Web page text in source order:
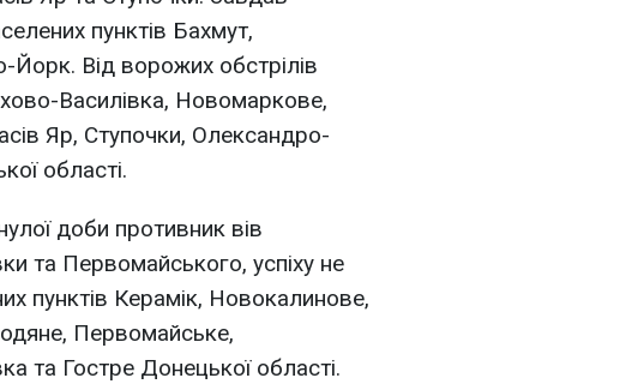
пунктів Бахмут,
Від ворожих обстрілів
Василівка, Новомаркове,
Яр, Ступочки, Олександро-
області.
доби противник вів
та Первомайського, успіху не
пунктів Керамік, Новокалинове,
Первомайське,
та Гостре Донецької області.